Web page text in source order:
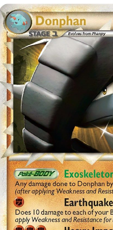
Holofoil
Preise werden